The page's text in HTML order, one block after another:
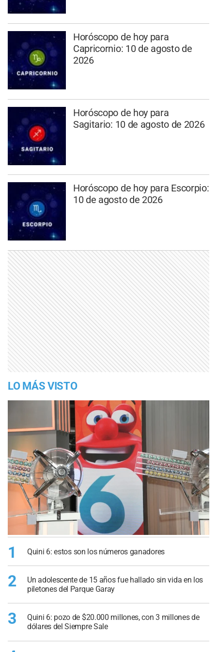
Horóscopo de hoy para
Capricornio: 10 de agosto de
2026
Horóscopo de hoy para
Sagitario: 10 de agosto de 2026
Horóscopo de hoy para Escorpio:
10 de agosto de 2026
LO MÁS VISTO
1 Quini 6: estos son los números ganadores
2
Un adolescente de 15 años fue hallado sin vida en los
piletones del Parque Garay
3
Quini 6: pozo de $20.000 millones, con 3 millones de
dólares del Siempre Sale